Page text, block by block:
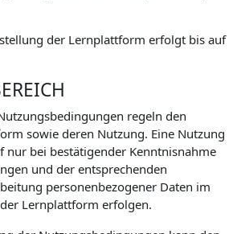
der Lernplattform erfolgt bis auf
regeln den
sowie deren Nutzung. Eine Nutzung
bei bestätigender Kenntnisnahme
und der entsprechenden
personenbezogener Daten im
Lernplattform erfolgen.